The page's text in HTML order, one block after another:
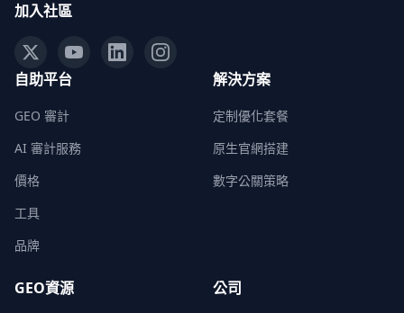
加入社區
自助平台
GEO 審計
AI 審計服務
價格
工具
品牌
解決方案
定制優化套餐
原生官網搭建
數字公關策略
GEO資源 公司